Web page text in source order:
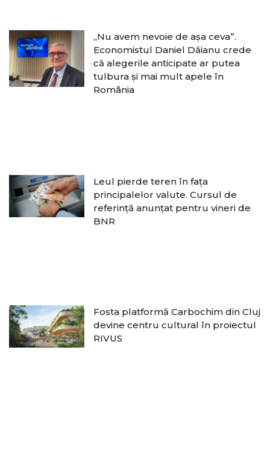
„Nu avem nevoie de așa ceva”.
Economistul Daniel Dăianu crede
că alegerile anticipate ar putea
tulbura și mai mult apele în
România
Leul pierde teren în fața
principalelor valute. Cursul de
referință anunțat pentru vineri de
BNR
Fosta platformă Carbochim din Cluj
devine centru cultural în proiectul
RIVUS